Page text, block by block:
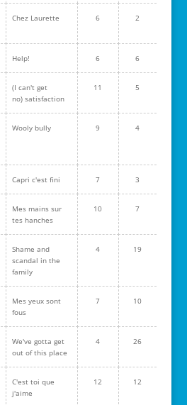
Chez Laurette 6 2
Help! 6 6
(I can't get
no) satisfaction
11 5
Wooly bully 9 4
Capri c'est fini 7 3
Mes mains sur
tes hanches
10 7
Shame and
scandal in the
family
4 19
Mes yeux sont
fous
7 10
We've gotta get
out of this place
4 26
C'est toi que
j'aime
12 12